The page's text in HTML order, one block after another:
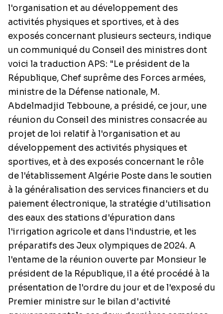
l'organisation et au développement des
activités physiques et sportives, et à des
exposés concernant plusieurs secteurs, indique
un communiqué du Conseil des ministres dont
voici la traduction APS: "Le président de la
République, Chef suprême des Forces armées,
ministre de la Défense nationale, M.
Abdelmadjid Tebboune, a présidé, ce jour, une
réunion du Conseil des ministres consacrée au
projet de loi relatif à l'organisation et au
développement des activités physiques et
sportives, et à des exposés concernant le rôle
de l'établissement Algérie Poste dans le soutien
à la généralisation des services financiers et du
paiement électronique, la stratégie d'utilisation
des eaux des stations d'épuration dans
l'irrigation agricole et dans l'industrie, et les
préparatifs des Jeux olympiques de 2024. A
l'entame de la réunion ouverte par Monsieur le
président de la République, il a été procédé à la
présentation de l'ordre du jour et de l'exposé du
Premier ministre sur le bilan d'activité